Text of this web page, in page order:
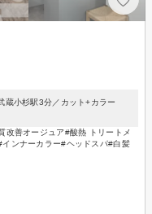
蔵小杉駅3分／カット+カラー
改善オージュア#酸熱 トリートメ
ンナーカラー#ヘッドスパ#白髪